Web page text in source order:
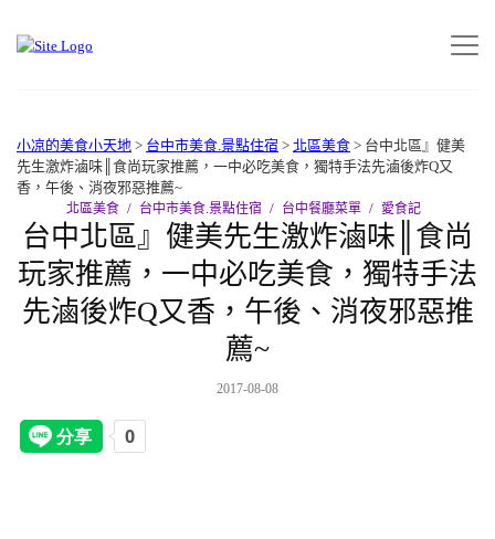
小凉的美食小天地 > 台中市美食.景點住宿 > 北區美食 > 台中北區』健美
先生激炸滷味║食尚玩家推薦，一中必吃美食，獨特手法先滷後炸Q又
香，午後、消夜邪惡推薦~
北區美食 台中市美食.景點住宿 台中餐廳菜單 愛食記
台中北區』健美先生激炸滷味║食尚
玩家推薦，一中必吃美食，獨特手法
先滷後炸Q又香，午後、消夜邪惡推
薦~
2017-08-08